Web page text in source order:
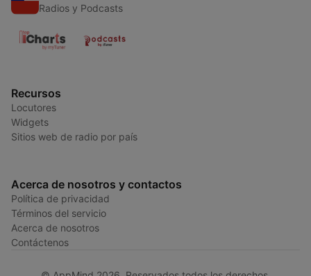
Radios y Podcasts
Recursos
Locutores
Widgets
Sitios web de radio por país
Acerca de nosotros y contactos
Política de privacidad
Términos del servicio
Acerca de nosotros
Contáctenos